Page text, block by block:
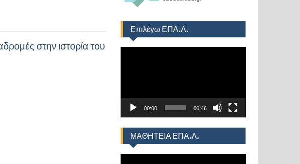
στην ιστορία του
Επιλέγω ΕΠΑ.Λ.
00:00 00:46
ΜΑΘΗΤΕΙΑ ΕΠΑ.Λ.